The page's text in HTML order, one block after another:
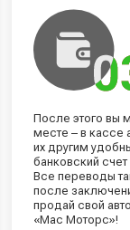
После этого вы
месте – в кассе
их другим
банковский счет
Все переводы
после
продай свой
«Мас Моторс»!